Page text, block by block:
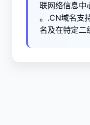
联网络信息中
。.CN域名支
名及在特定二